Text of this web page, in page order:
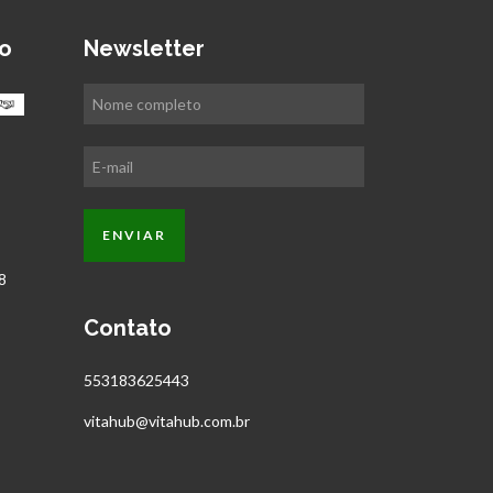
Newsletter
Contato
553183625443
vitahub@vitahub.com.br